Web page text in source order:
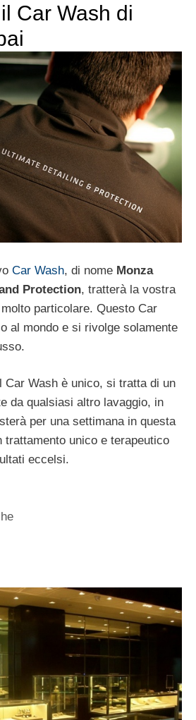
Car Wash di
Car Wash, di nome Monza
Protection, tratterà la vostra
particolare. Questo Car
al mondo e si rivolge solamente
Car Wash è unico, si tratta di un
da qualsiasi altro lavaggio, in
per una settimana in questa
trattamento unico e terapeutico
eccelsi.